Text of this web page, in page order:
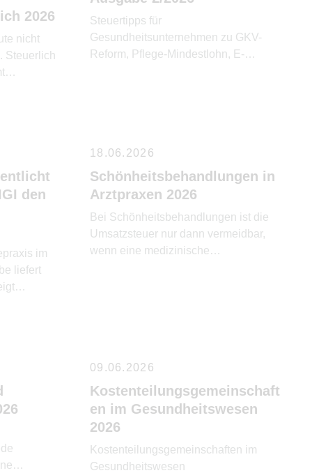
damit vorverlagert. IAB können aber nur
in Anspruch genommen werden, wenn
der Gewinn durch Bilanzierung oder
Einnahme-Überschuss-Rechnung
2026
nicht
Steuerlich
Steuertipps für
Gesundheitsunternehmen zu GKV-
Reform, Pflege-Mindestlohn, E-
den
im
liefert
18.06.2026
Schönheitsbehandlungen in
Arztpraxen 2026
Bei Schönheitsbehandlungen ist die
Umsatzsteuer nur dann vermeidbar,
wenn eine medizinische
09.06.2026
Kostenteilungsgemeinschaft
en im Gesundheitswesen
2026
Kostenteilungsgemeinschaften im
Gesundheitswesen